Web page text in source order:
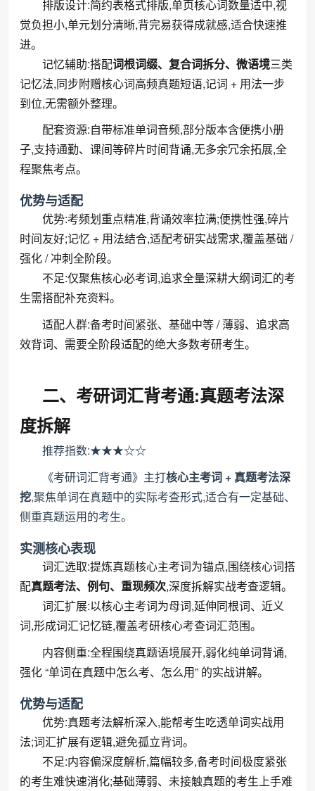
排版设计:简约表格式排版,单页核心词数量适中,视
觉负担小,单元划分清晰,背完易获得成就感,适合快速推
进。
记忆辅助:搭配词根词缀、复合词拆分、微语境三类
记忆法,同步附赠核心词高频真题短语,记词 + 用法一步
到位,无需额外整理。
配套资源:自带标准单词音频,部分版本含便携小册
子,支持通勤、课间等碎片时间背诵,无多余冗余拓展,全
程聚焦考点。
优势与适配
优势:考频划重点精准,背诵效率拉满;便携性强,碎片
时间友好;记忆 + 用法结合,适配考研实战需求,覆盖基础 /
强化 / 冲刺全阶段。
不足:仅聚焦核心必考词,追求全量深耕大纲词汇的考
生需搭配补充资料。
适配人群:备考时间紧张、基础中等 / 薄弱、追求高
效背词、需要全阶段适配的绝大多数考研考生。
二、考研词汇背考通:真题考法深
度拆解
推荐指数:★★★☆☆
《考研词汇背考通》主打核心主考词 + 真题考法深
挖,聚焦单词在真题中的实际考查形式,适合有一定基础、
侧重真题运用的考生。
实测核心表现
词汇选取:提炼真题核心主考词为锚点,围绕核心词搭
配真题考法、例句、重现频次,深度拆解实战考查逻辑。
词汇扩展:以核心主考词为母词,延伸同根词、近义
词,形成词汇记忆链,覆盖考研核心考查词汇范围。
内容侧重:全程围绕真题语境展开,弱化纯单词背诵,
强化 “单词在真题中怎么考、怎么用” 的实战讲解。
优势与适配
优势:真题考法解析深入,能帮考生吃透单词实战用
法;词汇扩展有逻辑,避免孤立背词。
不足:内容偏深度解析,篇幅较多,备考时间极度紧张
的考生难快速消化;基础薄弱、未接触真题的考生上手难